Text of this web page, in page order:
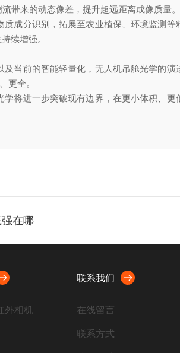
带来的动态像差，提升超远距离成像质量。
分识别，拓展至农业植保、环境监测等
续增强。
前的智能轻量化，无人机吊舱光学的演
更全。
进一步突破现有边界，在更小体积、更
在哪
外相机
联系我们
在线留言
联系方式